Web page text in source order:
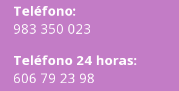
Teléfono:
983 350 023
Teléfono 24 horas:
606 79 23 98